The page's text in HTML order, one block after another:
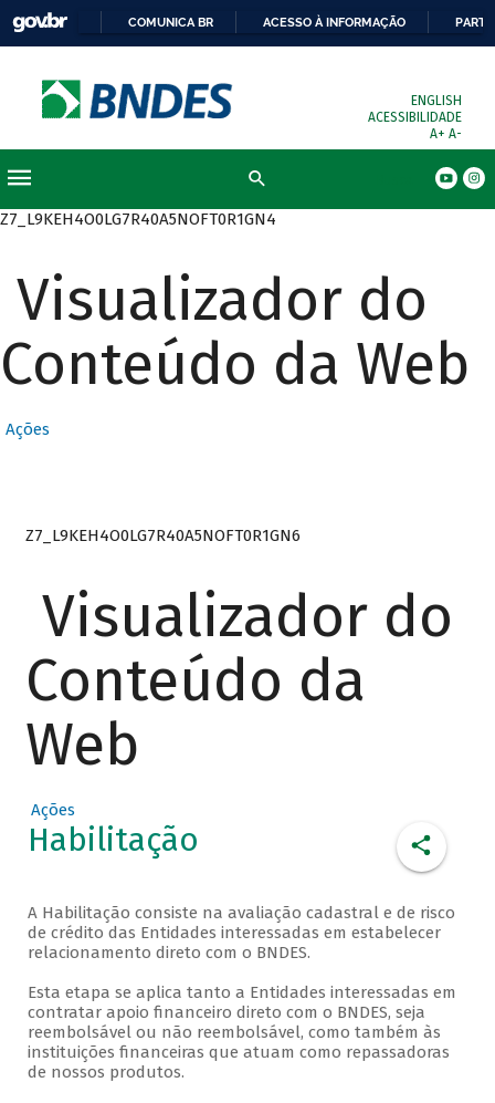
COMUNICA BR ACESSO À INFORMAÇÃO
ENGLISH
ACESSIBILIDADE
A+ A-
Z7_L9KEH4O0LG7R40A5NOFT0R1GN4
Visualizador do
Conteúdo da Web
Ações
Z7_L9KEH4O0LG7R40A5NOFT0R1GN6
Visualizador do
Conteúdo da
Web
Ações
Habilitação
A Habilitação consiste na avaliação cadastral e de risco
de crédito das Entidades interessadas em estabelecer
relacionamento direto com o BNDES.
Esta etapa se aplica tanto a Entidades interessadas em
contratar apoio financeiro direto com o BNDES, seja
reembolsável ou não reembolsável, como também às
instituições financeiras que atuam como repassadoras
de nossos produtos.